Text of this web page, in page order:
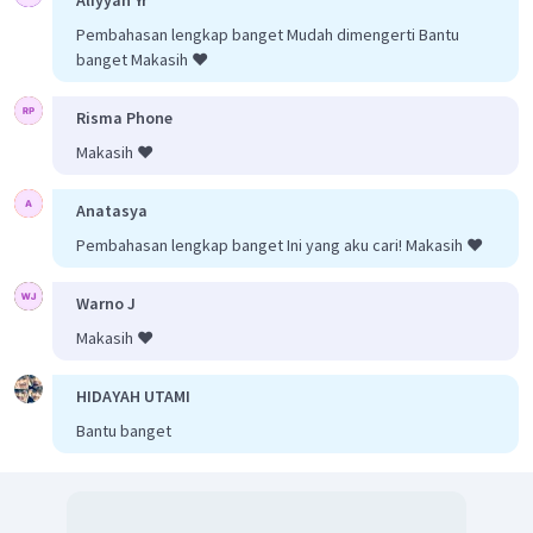
Pembahasan lengkap banget Mudah dimengerti Bantu
banget Makasih ❤️
Risma Phone
Makasih ❤️
Anatasya
Pembahasan lengkap banget Ini yang aku cari! Makasih ❤️
Warno J
Makasih ❤️
HIDAYAH UTAMI
Bantu banget